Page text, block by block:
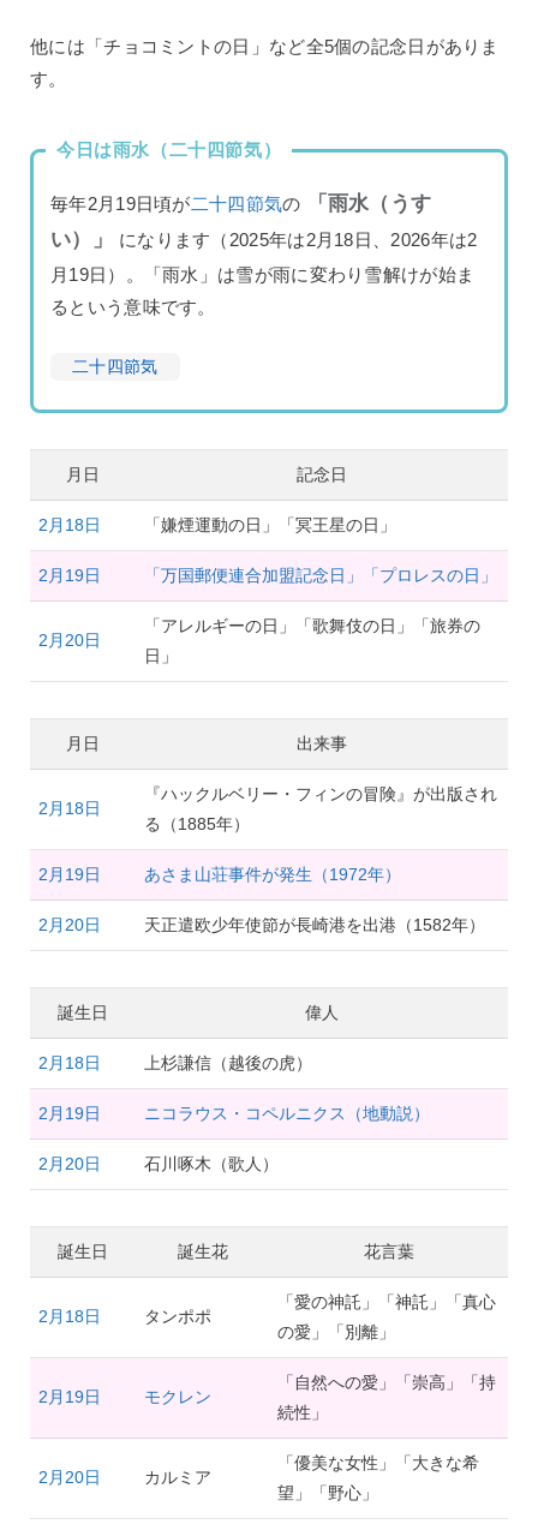
他には「チョコミントの日」など全5個の記念日がありま
す。
今日は雨水（二十四節気）
毎年2月19日頃が二十四節気の
「雨水（うす
い）」
になります（2025年は2月18日、2026年は2
月19日）。「雨水」は雪が雨に変わり雪解けが始ま
るという意味です。
二十四節気
月日 記念日
2月18日 「嫌煙運動の日」「冥王星の日」
2月19日 「万国郵便連合加盟記念日」「プロレスの日」
2月20日
「アレルギーの日」「歌舞伎の日」「旅券の
日」
月日 出来事
2月18日
『ハックルベリー・フィンの冒険』が出版され
る（1885年）
2月19日 あさま山荘事件が発生（1972年）
2月20日 天正遣欧少年使節が長崎港を出港（1582年）
誕生日 偉人
2月18日 上杉謙信（越後の虎）
2月19日 ニコラウス・コペルニクス（地動説）
2月20日 石川啄木（歌人）
誕生日 誕生花 花言葉
2月18日 タンポポ
「愛の神託」「神託」「真心
の愛」「別離」
2月19日 モクレン
「自然への愛」「崇高」「持
続性」
2月20日 カルミア
「優美な女性」「大きな希
望」「野心」